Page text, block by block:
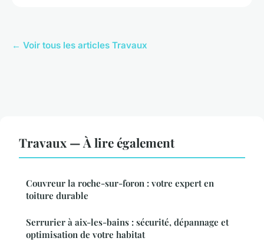
← Voir tous les articles Travaux
Travaux — À lire également
Couvreur la roche-sur-foron : votre expert en
toiture durable
Serrurier à aix-les-bains : sécurité, dépannage et
optimisation de votre habitat